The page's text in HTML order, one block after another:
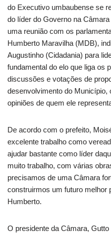
do Executivo umbaubense se
do líder do Governo na
uma reunião com os
Humberto Maravilha (MDB),
Augustinho (Cidadania) para
fundamental do elo que liga os
discussões e votações de
desenvolvimento do Município,
opiniões de quem ele
De acordo com o prefeito,
excelente trabalho como
ajudar bastante como líder
muito trabalho, com várias
precisamos de uma Câmara
construirmos um futuro melhor
Humberto.
O presidente da Câmara,